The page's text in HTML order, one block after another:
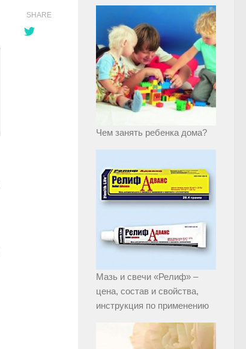
SHARE
Чем занять ребенка дома?
Мазь и свечи «Релиф» –
цена, состав и свойства,
инструкция по применению